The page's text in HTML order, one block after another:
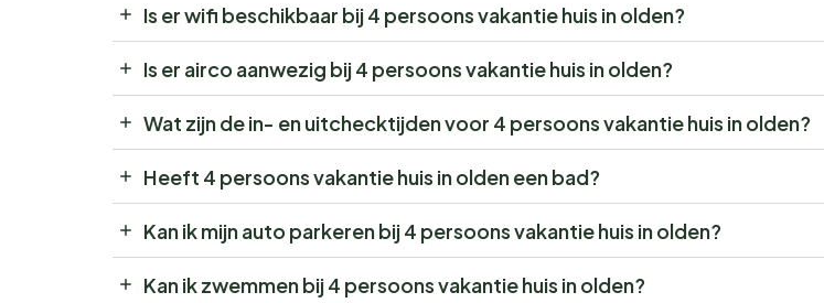
Is er wifi beschikbaar bij 4 persoons vakantie huis in olden?
Is er airco aanwezig bij 4 persoons vakantie huis in olden?
Wat zijn de in- en uitchecktijden voor 4 persoons vakantie huis in olden?
Heeft 4 persoons vakantie huis in olden een bad?
Kan ik mijn auto parkeren bij 4 persoons vakantie huis in olden?
Kan ik zwemmen bij 4 persoons vakantie huis in olden?